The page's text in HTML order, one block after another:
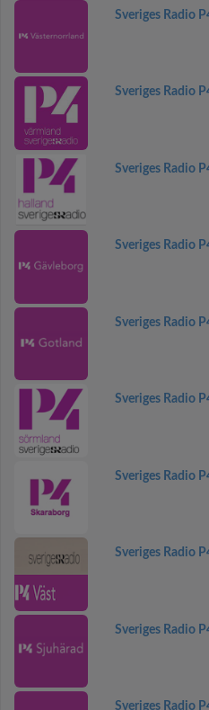
Sveriges Radio
Sveriges Radio
Sveriges Radio
Sveriges Radio
Sveriges Radio
Sveriges Radio
Sveriges Radio
Sveriges Radio
Sveriges Radio
Sveriges Radio